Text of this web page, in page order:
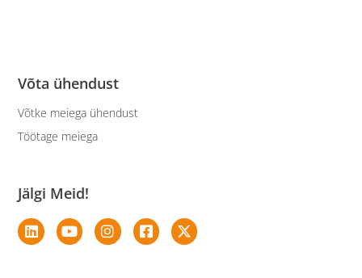
Võta ühendust
Võtke meiega ühendust
Töötage meiega
Jälgi Meid!